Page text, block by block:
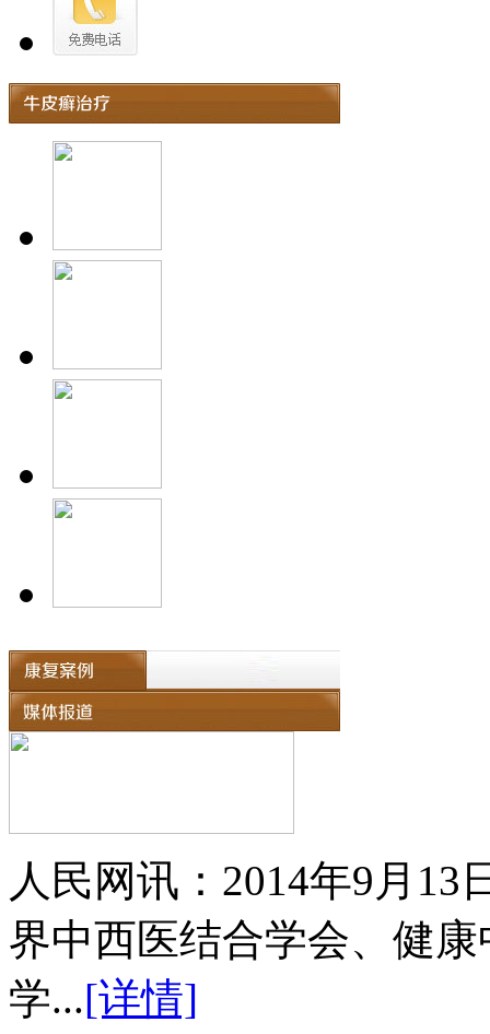
人民网讯：2014年9月
界中西医结合学会、健
学...[详情]